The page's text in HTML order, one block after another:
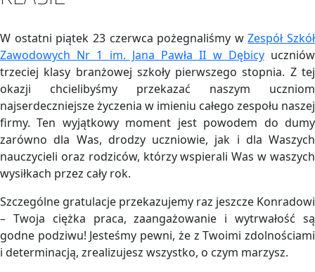
W ostatni piątek 23 czerwca pożegnaliśmy wZespół Szkół
Zawodowych Nr 1 im. Jana Pawła II w Dębicyuczniów
trzeciej klasy branżowej szkoły pierwszego stopnia. Z tej
okazji chcielibyśmy przekazać naszym uczniom
najserdeczniejsze życzenia w imieniu całego zespołu naszej
firmy. Ten wyjątkowy moment jest powodem do dumy
zarówno dla Was, drodzy uczniowie, jak i dla Waszych
nauczycieli oraz rodziców, którzy wspierali Was w waszych
wysiłkach przez cały rok.
Szczególne gratulacje przekazujemy raz jeszcze Konradowi
– Twoja ciężka praca, zaangażowanie i wytrwałość są
godne podziwu! Jesteśmy pewni, że z Twoimi zdolnościami
i determinacją, zrealizujesz wszystko, o czym marzysz.